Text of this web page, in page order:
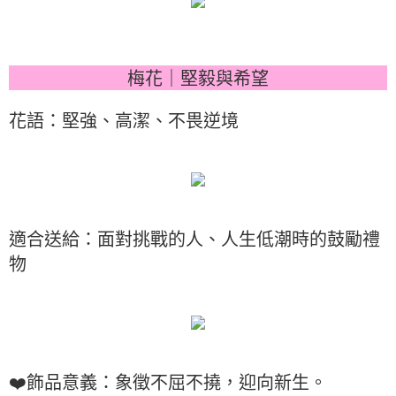
梅花｜堅毅與希望
花語：堅強、高潔、不畏逆境
適合送給：面對挑戰的人、人生低潮時的鼓勵禮
物
❤️飾品意義：象徵不屈不撓，迎向新生。